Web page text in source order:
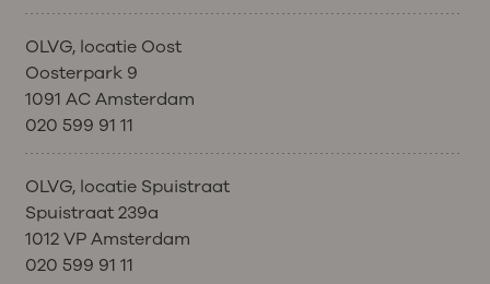
OLVG, locatie Oost
Oosterpark 9
1091 AC Amsterdam
020 599 91 11
OLVG, locatie Spuistraat
Spuistraat 239a
1012 VP Amsterdam
020 599 91 11